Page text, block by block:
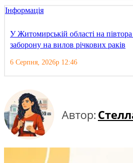
Інформація
У Житомирській області на
заборону на вилов річкових раків
6 Серпня, 2026р 12:46
Автор: